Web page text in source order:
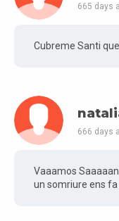
665 days
Cubreme Santi
666 days
Vaaamos
un somriure ens